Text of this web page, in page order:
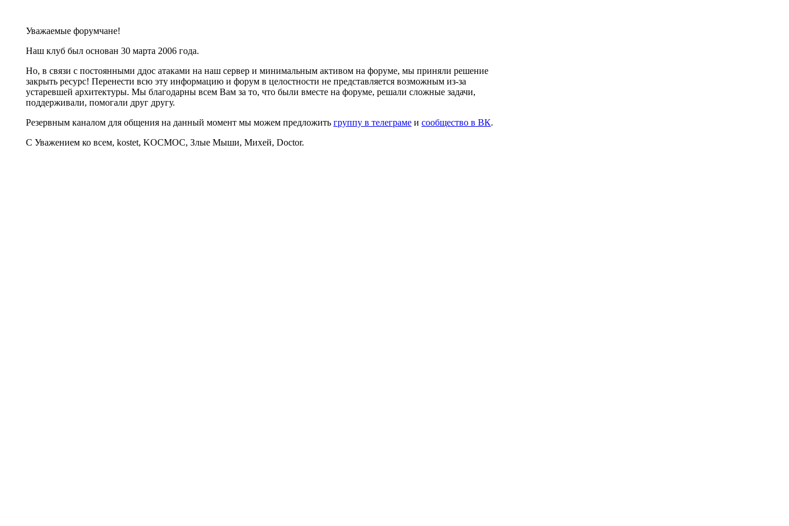
Уважаемые форумчане!
Наш клуб был основан 30 марта 2006 года.
Но, в связи с постоянными ддос атаками на наш сервер и минимальным активом на форуме, мы приняли решение
закрыть ресурс! Перенести всю эту информацию и форум в целостности не представляется возможным из-за
устаревшей архитектуры. Мы благодарны всем Вам за то, что были вместе на форуме, решали сложные задачи,
поддерживали, помогали друг другу.
Резервным каналом для общения на данный момент мы можем предложить группу в телеграме и сообщество в ВК.
С Уважением ко всем, kostet, KOCMOC, Злые Мыши, Михей, Doctor.